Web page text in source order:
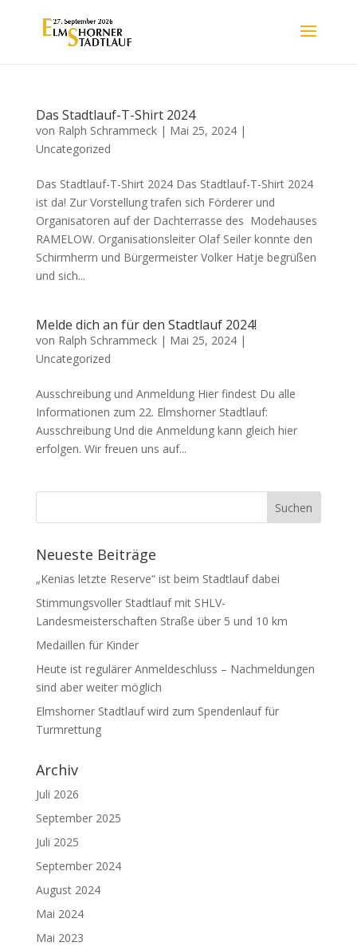
Das Stadtlauf-T-Shirt 2024
von Ralph Schrammeck| Mai 25, 2024|
Uncategorized
Das Stadtlauf-T-Shirt 2024 Das Stadtlauf-T-Shirt 2024
ist da! Zur Vorstellung trafen sich Förderer und
Organisatoren auf der Dachterrasse des Modehauses
RAMELOW. Organisationsleiter Olaf Seiler konnte den
Schirmherrn und Bürgermeister Volker Hatje begrüßen
und sich...
Melde dich an für den Stadtlauf 2024!
von Ralph Schrammeck| Mai 25, 2024|
Uncategorized
Ausschreibung und Anmeldung Hier findest Du alle
Informationen zum 22. Elmshorner Stadtlauf:
Ausschreibung Und die Anmeldung kann gleich hier
erfolgen. Wir freuen uns auf...
Neueste Beiträge
„Kenias letzte Reserve“ ist beim Stadtlauf dabei
Stimmungsvoller Stadtlauf mit SHLV-
Landesmeisterschaften Straße über 5 und 10 km
Medaillen für Kinder
Heute ist regulärer Anmeldeschluss – Nachmeldungen
sind aber weiter möglich
Elmshorner Stadtlauf wird zum Spendenlauf für
Turmrettung
Archiv
Juli 2026
September 2025
Juli 2025
September 2024
August 2024
Mai 2024
Mai 2023